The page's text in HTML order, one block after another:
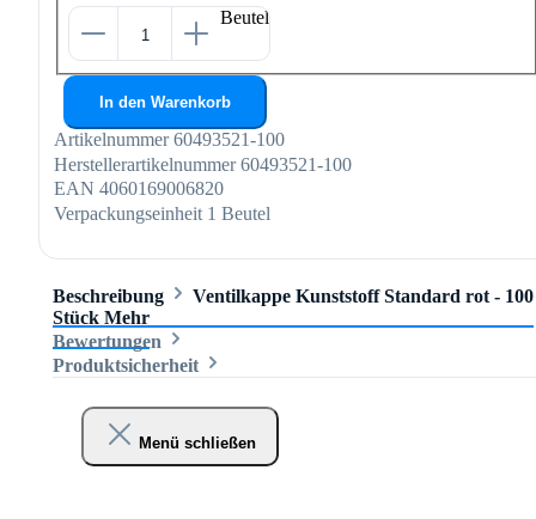
Beutel
In den Warenkorb
Artikelnummer 60493521-100
Herstellerartikelnummer 60493521-100
EAN 4060169006820
Verpackungseinheit 1 Beutel
Beschreibung
Ventilkappe Kunststoff Standard rot - 100
Stück Mehr
Bewertungen
Produktsicherheit
Menü schließen